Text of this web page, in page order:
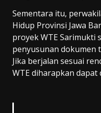
Sementara itu,
Hidup Provinsi Jawa
proyek WTE Sarimukti
penyusunan dokumen
Jika berjalan sesuai
WTE diharapkan dapat